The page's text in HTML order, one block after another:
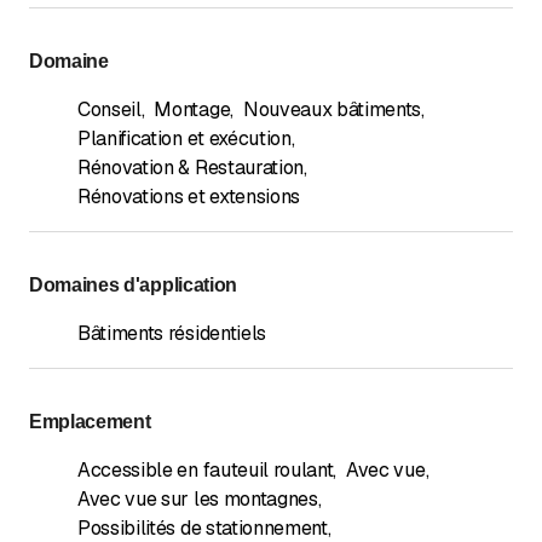
Domaine
Conseil, Montage, Nouveaux bâtiments,
Planification et exécution,
Rénovation & Restauration,
Rénovations et extensions
Domaines d'application
Bâtiments résidentiels
Emplacement
Accessible en fauteuil roulant, Avec vue,
Avec vue sur les montagnes,
Possibilités de stationnement,